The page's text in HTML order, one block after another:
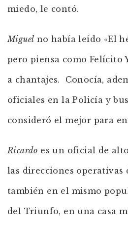
miedo, le contó.
Miguel no había leído «El
pero piensa como Felícito
a chantajes. Conocía,
oficiales en la Policía y
consideró el mejor para
Ricardo es un oficial de
las direcciones operativas
también en el mismo
del Triunfo, en una casa